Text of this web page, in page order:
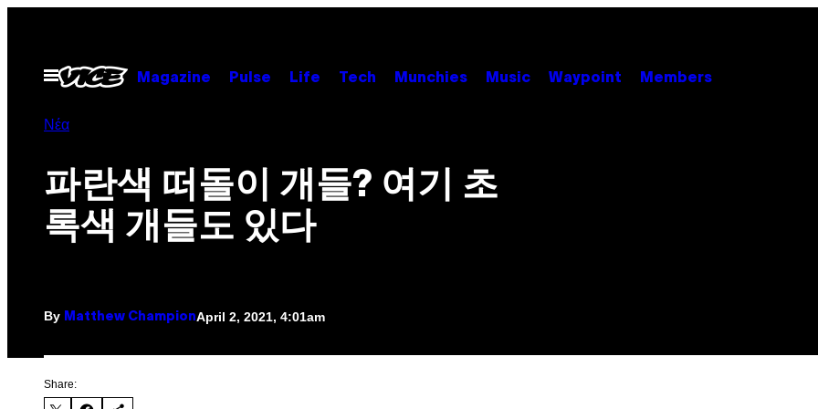
contentOpen
Menu
Magazine Pulse Life Tech Munchies Music Waypoint Members
Νέα
파란색 떠돌이 개들? 여기 초
록색 개들도 있다
By Matthew ChampionApril 2, 2021, 4:01am
Share: